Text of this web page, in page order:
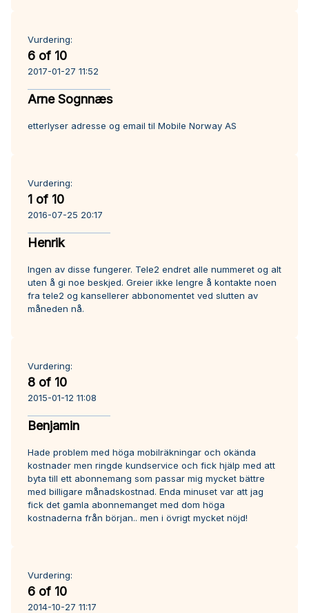
Vurdering:
6 of 10
2017-01-27 11:52
Arne Sognnæs
etterlyser adresse og email til Mobile Norway AS
Vurdering:
1 of 10
2016-07-25 20:17
Henrik
Ingen av disse fungerer. Tele2 endret alle nummeret og alt
uten å gi noe beskjed. Greier ikke lengre å kontakte noen
fra tele2 og kansellerer abbonomentet ved slutten av
måneden nå.
Vurdering:
8 of 10
2015-01-12 11:08
Benjamin
Hade problem med höga mobilräkningar och okända
kostnader men ringde kundservice och fick hjälp med att
byta till ett abonnemang som passar mig mycket bättre
med billigare månadskostnad. Enda minuset var att jag
fick det gamla abonnemanget med dom höga
kostnaderna från början.. men i övrigt mycket nöjd!
Vurdering:
6 of 10
2014-10-27 11:17